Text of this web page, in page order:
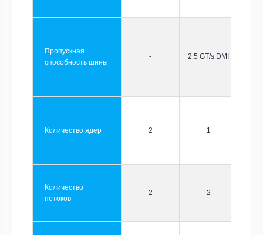
Пропускная
способность шины
- 2.5 GT/s DMI
Количество ядер 2 1
Количество
потоков
2 2